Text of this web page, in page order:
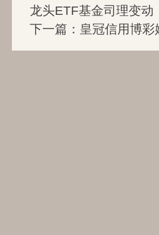
龙头ETF基金司理变
下一篇： 皇冠信用博